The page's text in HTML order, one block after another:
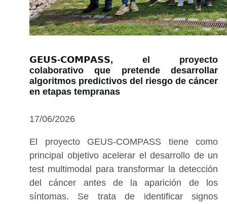
𝗚𝗘𝗨𝗦-𝗖𝗢𝗠𝗣𝗔𝗦𝗦, el proyecto
colaborativo que pretende desarrollar
algoritmos predictivos del riesgo de cáncer
en etapas tempranas
17/06/2026
El proyecto GEUS-COMPASS tiene como
principal objetivo acelerar el desarrollo de un
test multimodal para transformar la detección
del cáncer antes de la aparición de los
síntomas. Se trata de identificar signos